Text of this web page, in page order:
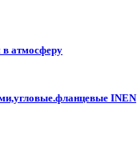
атмосферу
INEN